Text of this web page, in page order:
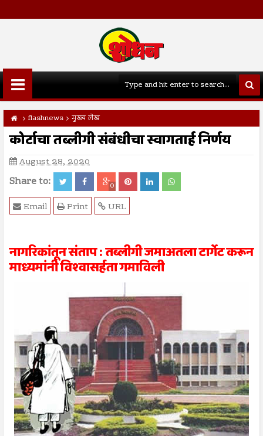
flashnews मुख्य लेख
कोर्टाचा तब्लीगी संबंधीचा स्वागतार्ह निर्णय
August 28, 2020
Share to: 0
URL
Print
Email
नागरिकांतून संताप : तब्लीगी जमाअतला टार्गेट करून
माध्यमांनी विश्‍वासर्हता गमाविली